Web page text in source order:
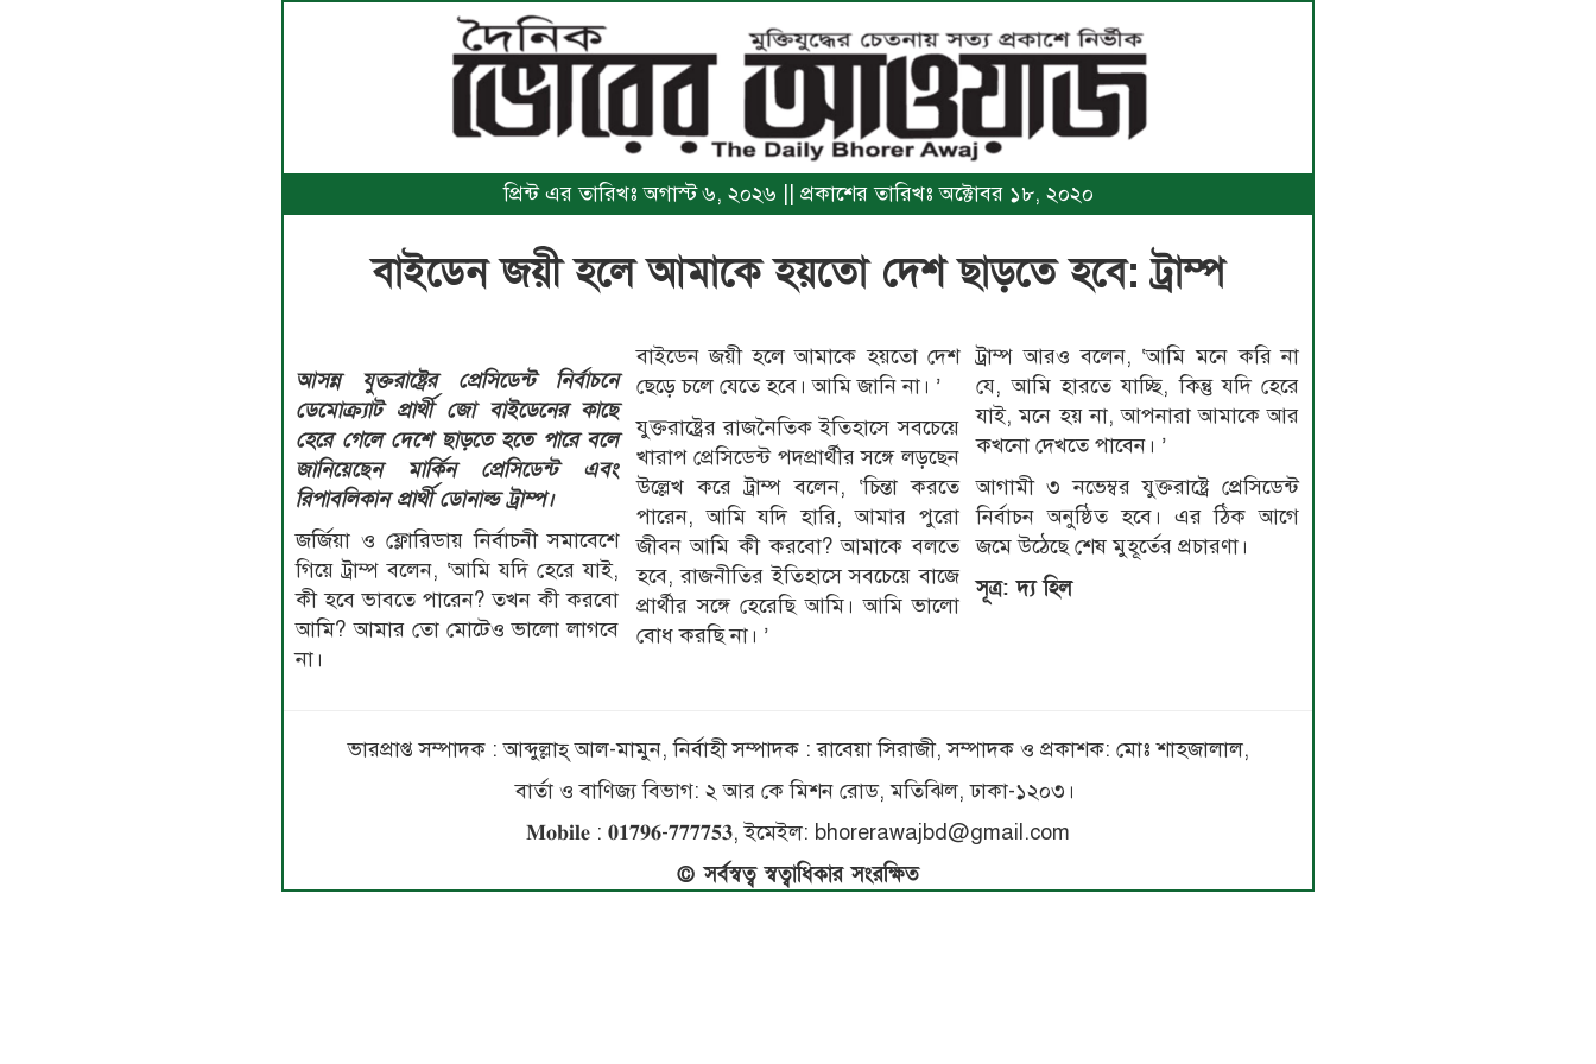
প্রিন্ট এর তারিখঃ অগাস্ট ৬, ২০২৬ || প্রকাশের তারিখঃ অক্টোবর ১৮, ২০২০
বাইডেন জয়ী হলে আমাকে হয়তো দেশ ছাড়তে হবে: ট্রাম্প
আসন্ন যুক্তরাষ্ট্রের প্রেসিডেন্ট নির্বাচনে
ডেমোক্র্যাট প্রার্থী জো বাইডেনের কাছে
হেরে গেলে দেশে ছাড়তে হতে পারে বলে
জানিয়েছেন মার্কিন প্রেসিডেন্ট এবং
রিপাবলিকান প্রার্থী ডোনাল্ড ট্রাম্প।
জর্জিয়া ও ফ্লোরিডায় নির্বাচনী সমাবেশে
গিয়ে ট্রাম্প বলেন, ‘আমি যদি হেরে যাই,
কী হবে ভাবতে পারেন? তখন কী করবো
আমি? আমার তো মোটেও ভালো লাগবে
না।
বাইডেন জয়ী হলে আমাকে হয়তো দেশ
ছেড়ে চলে যেতে হবে। আমি জানি না। ’
যুক্তরাষ্ট্রের রাজনৈতিক ইতিহাসে সবচেয়ে
খারাপ প্রেসিডেন্ট পদপ্রার্থীর সঙ্গে লড়ছেন
উল্লেখ করে ট্রাম্প বলেন, ‘চিন্তা করতে
পারেন, আমি যদি হারি, আমার পুরো
জীবন আমি কী করবো? আমাকে বলতে
হবে, রাজনীতির ইতিহাসে সবচেয়ে বাজে
প্রার্থীর সঙ্গে হেরেছি আমি। আমি ভালো
বোধ করছি না। ’
ট্রাম্প আরও বলেন, ‘আমি মনে করি না
যে, আমি হারতে যাচ্ছি, কিন্তু যদি হেরে
যাই, মনে হয় না, আপনারা আমাকে আর
কখনো দেখতে পাবেন। ’
আগামী ৩ নভেম্বর যুক্তরাষ্ট্রে প্রেসিডেন্ট
নির্বাচন অনুষ্ঠিত হবে। এর ঠিক আগে
জমে উঠেছে শেষ মুহূর্তের প্রচারণা।
সূত্র: দ্য হিল
ভারপ্রাপ্ত সম্পাদক : আব্দুল্লাহ্ আল-মামুন, নির্বাহী সম্পাদক : রাবেয়া সিরাজী, সম্পাদক ও প্রকাশক: মোঃ শাহজালাল,
বার্তা ও বাণিজ্য বিভাগ: ২ আর কে মিশন রোড, মতিঝিল, ঢাকা-১২০৩।
𝐌𝐨𝐛𝐢𝐥𝐞 : 𝟎𝟏𝟕𝟗𝟔-𝟕𝟕𝟕𝟕𝟓𝟑, ইমেইল: bhorerawajbd@gmail.com
© সর্বস্বত্ব স্বত্বাধিকার সংরক্ষিত